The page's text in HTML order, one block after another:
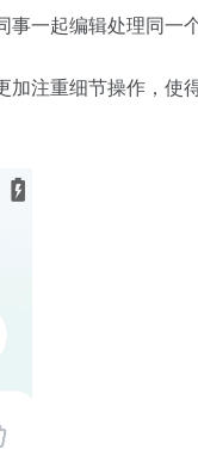
一起编辑处理同一
注重细节操作，使